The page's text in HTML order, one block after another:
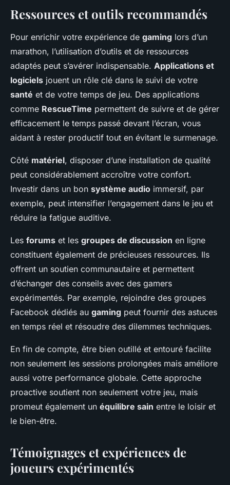
Ressources et outils recommandés
Pour enrichir votre expérience de gaming lors d’un
marathon, l’utilisation d’outils et de ressources
adaptés peut s’avérer indispensable. Applications et
logiciels jouent un rôle clé dans le suivi de votre
santé et de votre temps de jeu. Des applications
comme RescueTime permettent de suivre et de gérer
efficacement le temps passé devant l’écran, vous
aidant à rester productif tout en évitant le surmenage.
Côté matériel, disposer d’une installation de qualité
peut considérablement accroître votre confort.
Investir dans un bon système audio immersif, par
exemple, peut intensifier l’engagement dans le jeu et
réduire la fatigue auditive.
Les forums et les groupes de discussion en ligne
constituent également de précieuses ressources. Ils
offrent un soutien communautaire et permettent
d’échanger des conseils avec des gamers
expérimentés. Par exemple, rejoindre des groupes
Facebook dédiés au gaming peut fournir des astuces
en temps réel et résoudre des dilemmes techniques.
En fin de compte, être bien outillé et entouré facilite
non seulement les sessions prolongées mais améliore
aussi votre performance globale. Cette approche
proactive soutient non seulement votre jeu, mais
promeut également un équilibre sain entre le loisir et
le bien-être.
Témoignages et expériences de
joueurs expérimentés